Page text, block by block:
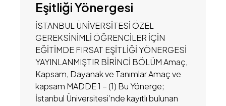
Eşitliği Yönergesi
İSTANBUL ÜNİVERSİTESİ ÖZEL
GEREKSİNİMLİ ÖĞRENCİLER İÇİN
EĞİTİMDE FIRSAT EŞİTLİĞİ YÖNERGESİ
YAYINLANMIŞTIR BİRİNCİ BÖLÜM Amaç,
Kapsam, Dayanak ve Tanımlar Amaç ve
kapsam MADDE 1 − (1) Bu Yönerge;
İstanbul Üniversitesi’nde kayıtlı bulunan